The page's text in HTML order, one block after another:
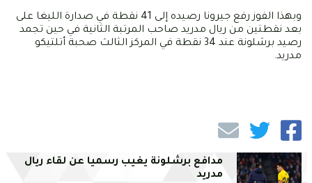
وبهذا الفوز رفع جيرونا رصيده إلى 41 نقطة في صدارة الليغا على
بعد نقطتين من ريال مدريد صاحب المرتبة الثانية في حين تجمد
رصيد برشلونة عند 34 نقطة في المركز الثالث صحبة أتلتيكو
مدريد.
مدافع برشلونة يغيب رسميا عن لقاء ريال
مدريد